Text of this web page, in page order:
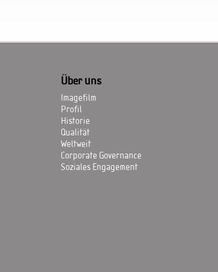
Über uns
Imagefilm
Profil
Historie
Qualität
Weltweit
Corporate Governance
Soziales Engagement